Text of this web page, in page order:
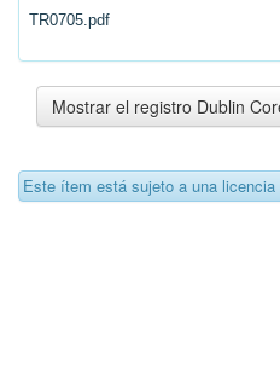
TR0705.pdf
Mostrar el registro Dublin
Este ítem está sujeto a una licencia